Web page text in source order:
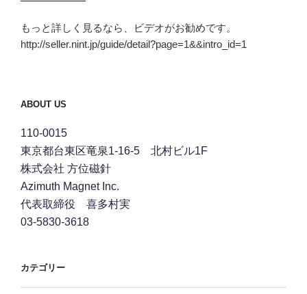
もっと詳しく見るなら、ビデオがお勧めです。
http://seller.nint.jp/guide/detail?page=1&&intro_id=1
ABOUT US
110-0015
東京都台東区竜泉1-16-5 北村ビル1F
株式会社 方位磁針
Azimuth Magnet Inc.
代表取締役 喜多村実
03-5830-3618
カテゴリー